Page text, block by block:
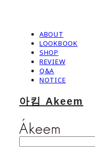
ABOUT
LOOKBOOK
SHOP
REVIEW
Q&A
NOTICE
아킴 Akeem